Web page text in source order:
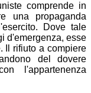
comprende in
una propaganda
Dove tale
d'emergenza, esse
Il rifiuto a compiere
del dovere
l'appartenenza